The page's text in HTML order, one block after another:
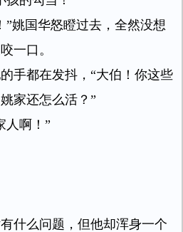
”姚国华怒瞪过去，全然没想
一口。
手都在发抖，“大伯！你这些
家还怎么活？”
人啊！”
什么问题，但他却浑身一个